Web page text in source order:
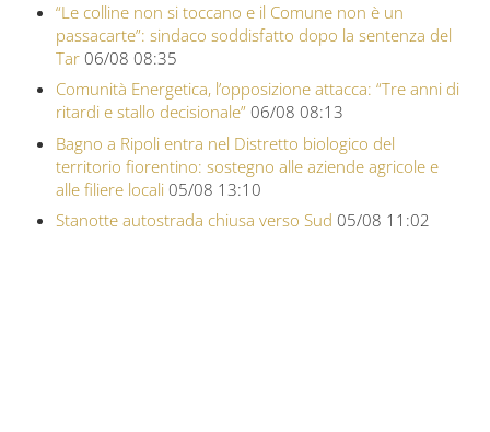
“Le colline non si toccano e il Comune non è un
passacarte”: sindaco soddisfatto dopo la sentenza del
Tar 06/08 08:35
Comunità Energetica, l’opposizione attacca: “Tre anni di
ritardi e stallo decisionale” 06/08 08:13
Bagno a Ripoli entra nel Distretto biologico del
territorio fiorentino: sostegno alle aziende agricole e
alle filiere locali 05/08 13:10
Stanotte autostrada chiusa verso Sud 05/08 11:02